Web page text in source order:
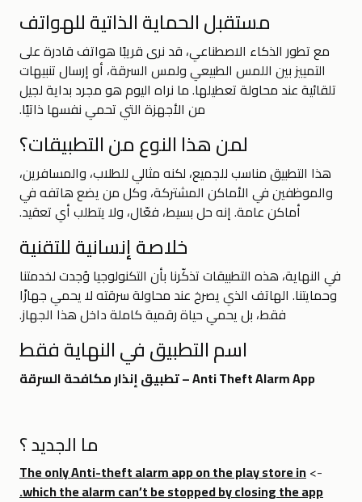
مستقبل الحماية الذاتية للهواتف
مع تطور الذكاء الاصطناعي، قد نرى قريبًا هواتف قادرة على
التمييز بين اللمس الطبيعي ولمس السرقة، أو إرسال تنبيهات
تلقائية عند محاولة تعطيلها. ما نراه اليوم هو مجرد بداية لجيل
من الأجهزة التي تحمي نفسها ذاتيًا.
لمن هذا النوع من التطبيقات؟
هذا التطبيق مناسب للجميع، لكنه مثالي للطلاب، والمسافرين،
والموظفين في الأماكن المشتركة، وكل من يضع هاتفه في
أماكن عامة. إنه حل بسيط، فعّال، ولا يتطلب أي تعقيد.
خلاصة إنسانية للتقنية
في النهاية، هذه التطبيقات تذكّرنا بأن التكنولوجيا وُجدت لخدمتنا
وحمايتنا. الهاتف الذي يصرخ عند محاولة سرقته لا يحمي جهازًا
فقط، بل يحمي حياة رقمية كاملة داخل هذا الجهاز.
اسم التطبيق في النهاية فقط
Anti Theft Alarm App – تطبيق إنذار مكافحة السرقة
ما الجديد ؟
->
The only Anti-theft alarm app on the play store in
which the alarm can’t be stopped by closing the app.